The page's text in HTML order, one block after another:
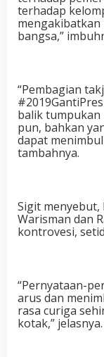
terhadap
mengakibatkan
bangsa,”
“Pembagian
balik tumpukan
pun, bahkan
dapat
tambahnya.
Sigit menyebut,
Warisman dan
kontrovesi,
“Pernyataan-
arus dan
rasa curiga
kotak,” jelasnya.